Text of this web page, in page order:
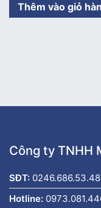
Thêm vào giỏ
Công ty TNHH
SĐT: 0246.686.53.48
Hotline: